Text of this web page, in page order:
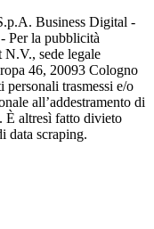
Business Digital -
Per la pubblicità
sede legale
46, 20093 Cologno
personali trasmessi e/o
all’addestramento di
È altresì fatto divieto
data scraping.